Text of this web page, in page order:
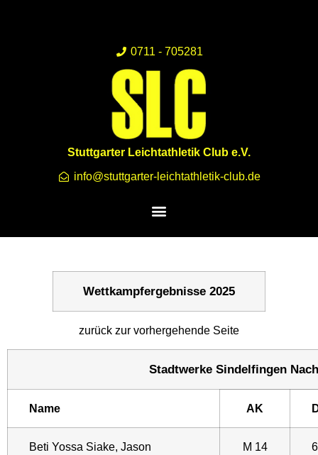
0711 - 705281
Stuttgarter Leichtathletik Club e.V.
info@stuttgarter-leichtathletik-club.de
Wettkampfergebnisse 2025
zurück zur vorhergehende Seite
Stadtwerke Sindelfingen
Name AK
Beti Yossa Siake, Jason M 14